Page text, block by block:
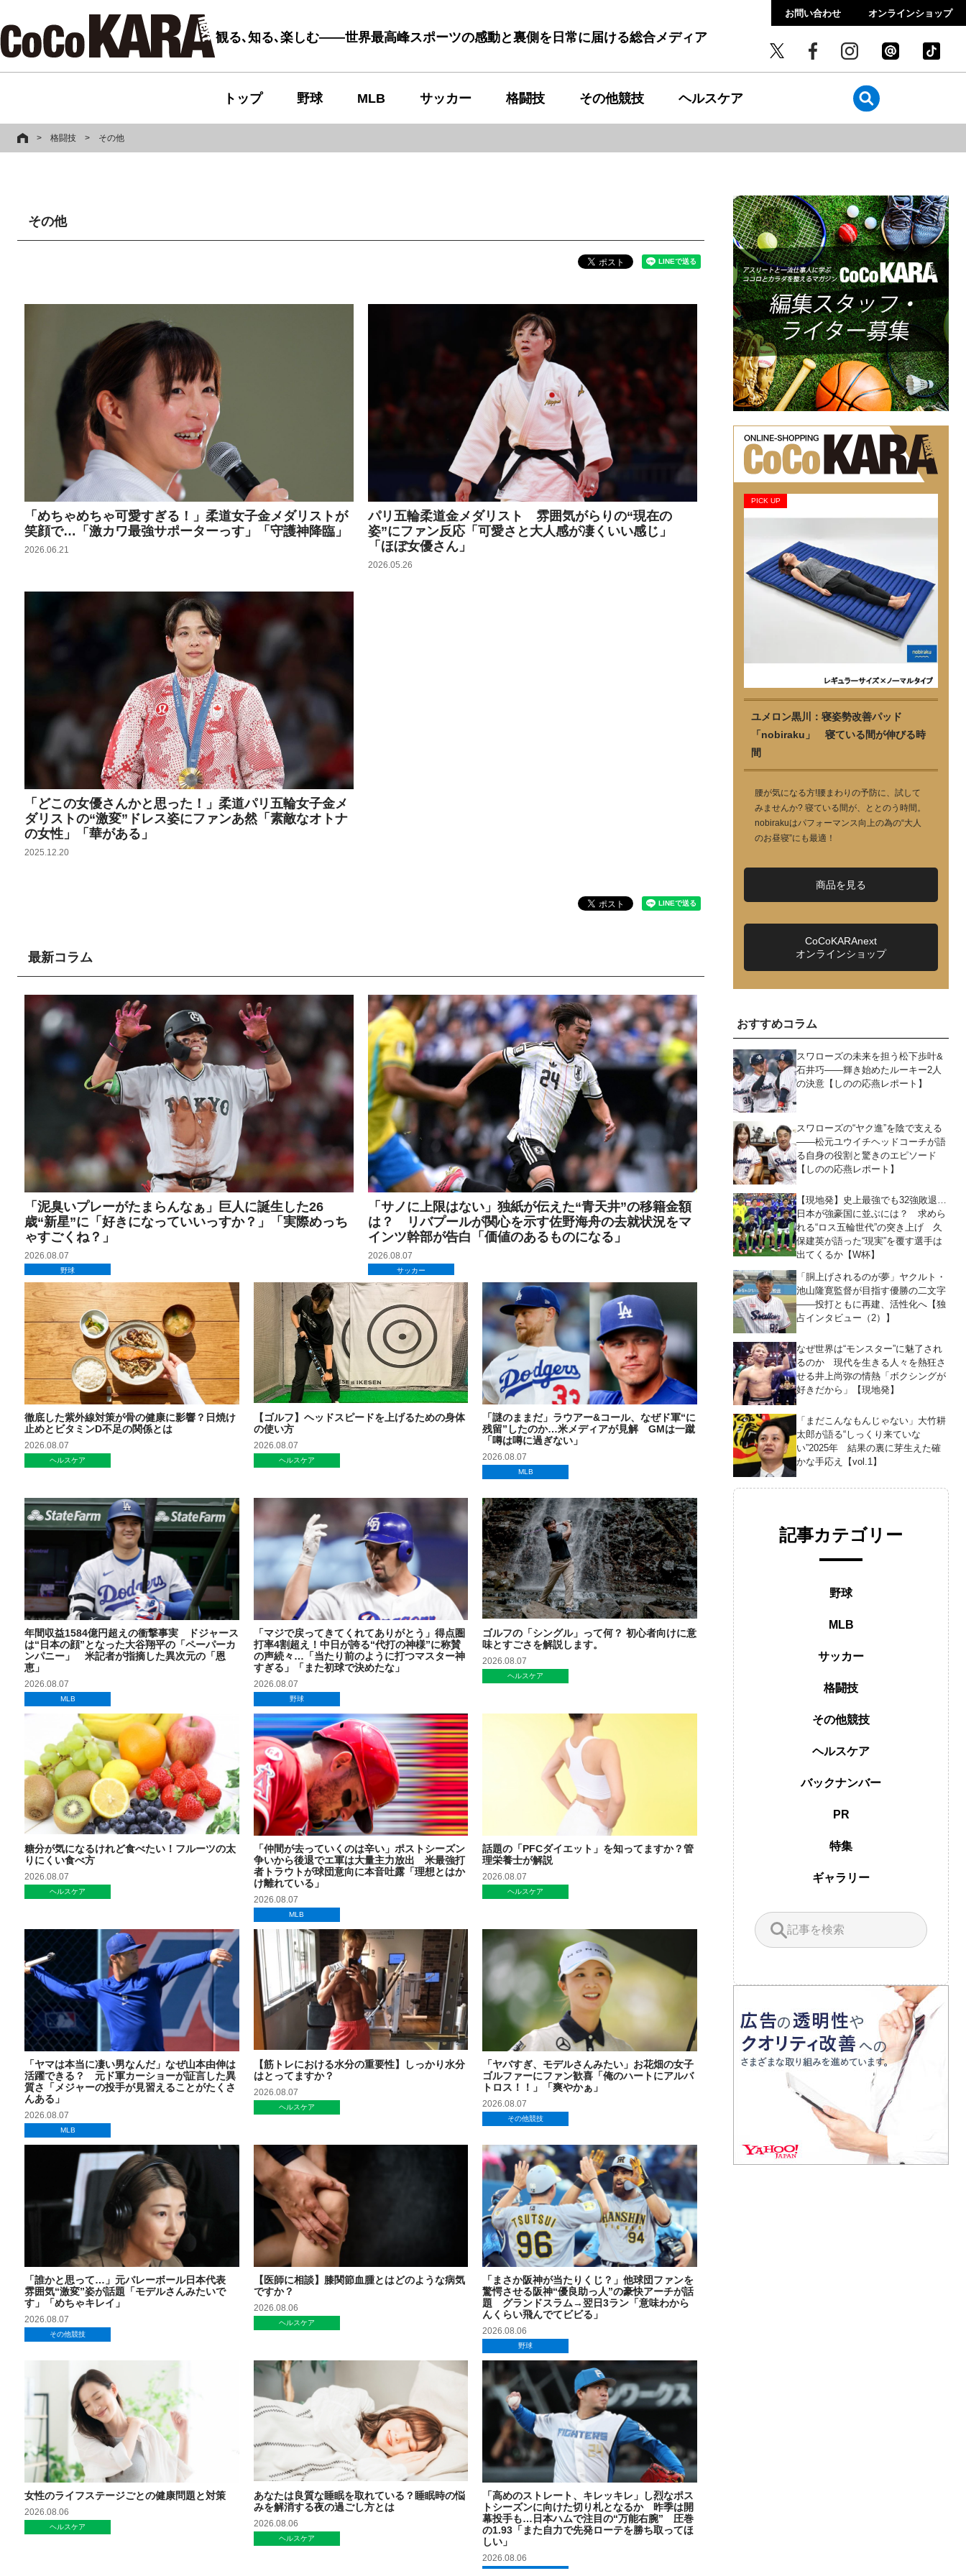
観る､知る､楽しむ――世界最高峰スポーツの感動と裏側を日常に届ける総合メディア
お問い合わせ オンラインショップ
トップ 野球 MLB サッカー 格闘技 その他競技 ヘルスケア
> 格闘技 > その他
その他
「めちゃめちゃ可愛すぎる！」柔道女子金メダリストが
笑顔で…「激カワ最強サポーターっす」「守護神降臨」
2026.06.21
パリ五輪柔道金メダリスト 雰囲気がらりの“現在の
姿”にファン反応「可愛さと大人感が凄くいい感じ」
「ほぼ女優さん」
2026.05.26
「どこの女優さんかと思った！」柔道パリ五輪女子金メ
ダリストの“激変”ドレス姿にファンあ然「素敵なオトナ
の女性」「華がある」
2025.12.20
最新コラム
「泥臭いプレーがたまらんなぁ」巨人に誕生した26
歳“新星”に「好きになっていいっすか？」「実際めっち
ゃすごくね？」
2026.08.07
野球
「サノに上限はない」独紙が伝えた“青天井”の移籍金額
は？ リバプールが関心を示す佐野海舟の去就状況をマ
インツ幹部が告白「価値のあるものになる」
2026.08.07
サッカー
徹底した紫外線対策が骨の健康に影響？日焼け
止めとビタミンD不足の関係とは
2026.08.07
ヘルスケア
【ゴルフ】ヘッドスピードを上げるための身体
の使い方
2026.08.07
ヘルスケア
「謎のままだ」ラウアー&コール、なぜド軍“に
残留”したのか…米メディアが見解 GMは一蹴
「噂は噂に過ぎない」
2026.08.07
MLB
年間収益1584億円超えの衝撃事実 ドジャース
は“日本の顔”となった大谷翔平の「ペーパーカ
ンパニー」 米記者が指摘した異次元の「恩
恵」
2026.08.07
MLB
「マジで戻ってきてくれてありがとう」得点圏
打率4割超え！中日が誇る“代打の神様”に称賛
の声続々…「当たり前のように打つマスター神
すぎる」「また初球で決めたな」
2026.08.07
野球
ゴルフの「シングル」って何？ 初心者向けに意
味とすごさを解説します。
2026.08.07
ヘルスケア
糖分が気になるけれど食べたい！フルーツの太
りにくい食べ方
2026.08.07
ヘルスケア
「仲間が去っていくのは辛い」ポストシーズン
争いから後退でエ軍は大量主力放出 米最強打
者トラウトが球団意向に本音吐露「理想とはか
け離れている」
2026.08.07
MLB
話題の「PFCダイエット」を知ってますか？管
理栄養士が解説
2026.08.07
ヘルスケア
「ヤマは本当に凄い男なんだ」なぜ山本由伸は
活躍できる？ 元ド軍カーショーが証言した異
質さ「メジャーの投手が見習えることがたくさ
んある」
2026.08.07
MLB
【筋トレにおける水分の重要性】しっかり水分
はとってますか？
2026.08.07
ヘルスケア
「ヤバすぎ、モデルさんみたい」お花畑の女子
ゴルファーにファン歓喜「俺のハートにアルバ
トロス！！」「爽やかぁ」
2026.08.07
その他競技
「誰かと思って…」元バレーボール日本代表
雰囲気“激変”姿が話題「モデルさんみたいで
す」「めちゃキレイ」
2026.08.07
その他競技
【医師に相談】膝関節血腫とはどのような病気
ですか？
2026.08.06
ヘルスケア
「まさか阪神が当たりくじ？」他球団ファンを
驚愕させる阪神“優良助っ人”の豪快アーチが話
題 グランドスラム→翌日3ラン「意味わから
んくらい飛んでてビビる」
2026.08.06
野球
女性のライフステージごとの健康問題と対策
2026.08.06
ヘルスケア
あなたは良質な睡眠を取れている？睡眠時の悩
みを解消する夜の過ごし方とは
2026.08.06
ヘルスケア
「高めのストレート、キレッキレ」し烈なポス
トシーズンに向けた切り札となるか 昨季は開
幕投手も…日本ハムで注目の“万能右腕” 圧巻
の1.93「また自力で先発ローテを勝ち取ってほ
しい」
2026.08.06
PICK UP
ユメロン黒川：寝姿勢改善パッド
「nobiraku」 寝ている間が伸びる時
間
腰が気になる方!腰まわりの予防に、試して
みませんか? 寝ている間が、ととのう時間。
nobirakuはパフォーマンス向上の為の“大人
のお昼寝”にも最適！
商品を見る
CoCoKARAnext
オンラインショップ
おすすめコラム
スワローズの未来を担う松下歩叶&
石井巧――輝き始めたルーキー2人
の決意【しのの応燕レポート】
スワローズの“ヤク進”を陰で支える
――松元ユウイチヘッドコーチが語
る自身の役割と驚きのエピソード
【しのの応燕レポート】
【現地発】史上最強でも32強敗退…
日本が強豪国に並ぶには？ 求めら
れる“ロス五輪世代”の突き上げ 久
保建英が語った“現実”を覆す選手は
出てくるか【W杯】
「胴上げされるのが夢」ヤクルト・
池山隆寛監督が目指す優勝の二文字
――投打ともに再建、活性化へ【独
占インタビュー（2）】
なぜ世界は“モンスター”に魅了され
るのか 現代を生きる人々を熱狂さ
せる井上尚弥の情熱「ボクシングが
好きだから」【現地発】
「まだこんなもんじゃない」大竹耕
太郎が語る“しっくり来ていな
い”2025年 結果の裏に芽生えた確
かな手応え【vol.1】
記事カテゴリー
野球
MLB
サッカー
格闘技
その他競技
ヘルスケア
バックナンバー
PR
特集
ギャラリー